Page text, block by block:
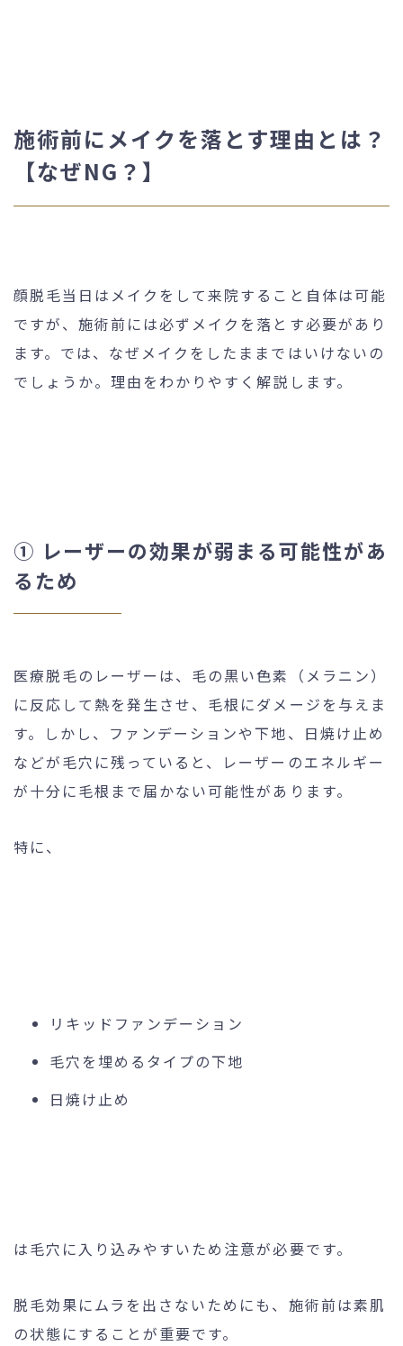
施術前にメイクを落とす理由とは？
【なぜNG？】
顔脱毛当日はメイクをして来院すること自体は可能
ですが、施術前には必ずメイクを落とす必要があり
ます。では、なぜメイクをしたままではいけないの
でしょうか。理由をわかりやすく解説します。
① レーザーの効果が弱まる可能性があ
るため
医療脱毛のレーザーは、毛の黒い色素（メラニン）
に反応して熱を発生させ、毛根にダメージを与えま
す。しかし、ファンデーションや下地、日焼け止め
などが毛穴に残っていると、レーザーのエネルギー
が十分に毛根まで届かない可能性があります。
特に、
リキッドファンデーション
毛穴を埋めるタイプの下地
日焼け止め
は毛穴に入り込みやすいため注意が必要です。
脱毛効果にムラを出さないためにも、施術前は素肌
の状態にすることが重要です。